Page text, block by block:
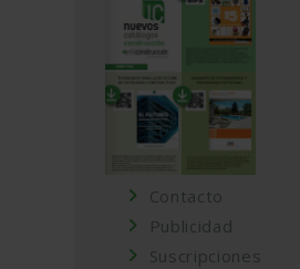
Contacto
Publicidad
Suscripciones